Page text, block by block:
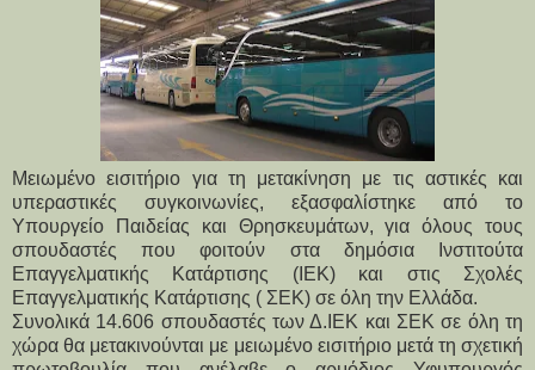
Μειωμένο εισιτήριο για τη μετακίνηση με τις αστικές και
υπεραστικές συγκοινωνίες, εξασφαλίστηκε από το
Υπουργείο Παιδείας και Θρησκευμάτων, για όλους τους
σπουδαστές που φοιτούν στα δημόσια Ινστιτούτα
Επαγγελματικής Κατάρτισης (ΙΕΚ) και στις Σχολές
Επαγγελματικής Κατάρτισης ( ΣΕΚ) σε όλη την Ελλάδα.
Συνολικά 14.606 σπουδαστές των Δ.ΙΕΚ και ΣΕΚ σε όλη τη
χώρα θα μετακινούνται με μειωμένο εισιτήριο μετά τη σχετική